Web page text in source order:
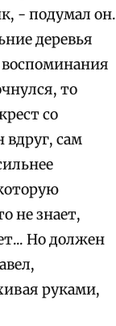
- подумал он.
деревья
воспоминания
то
со
сам
не знает,
Но должен
руками,